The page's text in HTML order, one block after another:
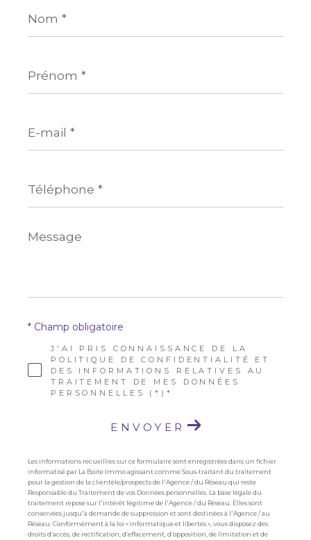
*
*
mail
*
*
Message
*
J'AI PRIS CONNAISSANCE DE LA
POLITIQUE DE CONFIDENTIALITÉ ET
DES INFORMATIONS RELATIVES AU
TRAITEMENT DE MES DONNÉES
PERSONNELLES (*)*
* Champ obligatoire
ENVOYER
Les informations recueillies sur ce formulaire sont enregistrées dans un fichier
informatisé par La Boite Immo agissant comme Sous-traitant du traitement
pour la gestion de la clientèle/prospects de l'Agence / du Réseau qui reste
Responsable du Traitement de vos Données personnelles. La base légale du
traitement repose sur l'intérêt légitime de l'Agence / du Réseau. Elles sont
conservées jusqu'à demande de suppression et sont destinées à l'Agence / au
Réseau. Conformément à la loi « informatique et libertés », vous disposez des
droits d’accès, de rectification, d’effacement, d’opposition, de limitation et de